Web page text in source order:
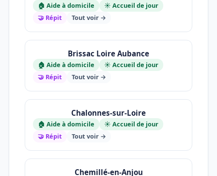
🏠 Aide à domicile
☀️ Accueil de jour
🤝 Répit
Tout voir →
Brissac Loire Aubance
🏠 Aide à domicile
☀️ Accueil de jour
🤝 Répit
Tout voir →
Chalonnes-sur-Loire
🏠 Aide à domicile
☀️ Accueil de jour
🤝 Répit
Tout voir →
Chemillé-en-Anjou